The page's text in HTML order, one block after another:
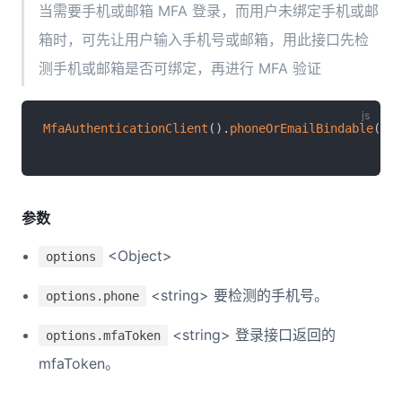
当需要手机或邮箱 MFA 登录，而用户未绑定手机或邮
箱时，可先让用户输入手机号或邮箱，用此接口先检
测手机或邮箱是否可绑定，再进行 MFA 验证
MfaAuthenticationClient ( ) . phoneOrEmailBindable(
参数
options <Object>
options.phone <string> 要检测的手机号。
options.mfaToken
<string> 登录接口返回的
mfaToken。